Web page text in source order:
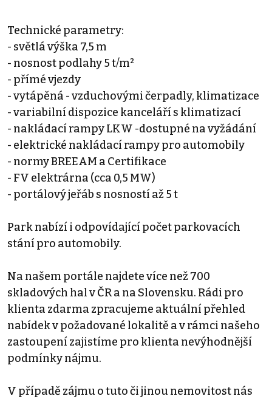
Technické parametry:
- světlá výška 7,5 m
- nosnost podlahy 5 t/m²
- přímé vjezdy
- vytápěná - vzduchovými čerpadly, klimatizace
- variabilní dispozice kanceláří s klimatizací
- nakládací rampy LKW -dostupné na vyžádání
- elektrické nakládací rampy pro automobily
- normy BREEAM a Certifikace
- FV elektrárna (cca 0,5 MW)
- portálový jeřáb s nosností až 5 t
Park nabízí i odpovídající počet parkovacích
stání pro automobily.
Na našem portále najdete více než 700
skladových hal v ČR a na Slovensku. Rádi pro
klienta zdarma zpracujeme aktuální přehled
nabídek v požadované lokalitě a v rámci našeho
zastoupení zajistíme pro klienta nevýhodnější
podmínky nájmu.
V případě zájmu o tuto či jinou nemovitost nás